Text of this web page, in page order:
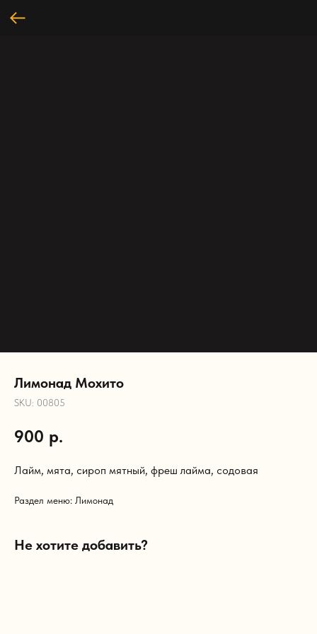
Лимонад Мохито
SKU: 00805
900 р.
Лайм, мята, сироп мятный, фреш лайма, содовая
Раздел меню: Лимонад
Не хотите добавить?